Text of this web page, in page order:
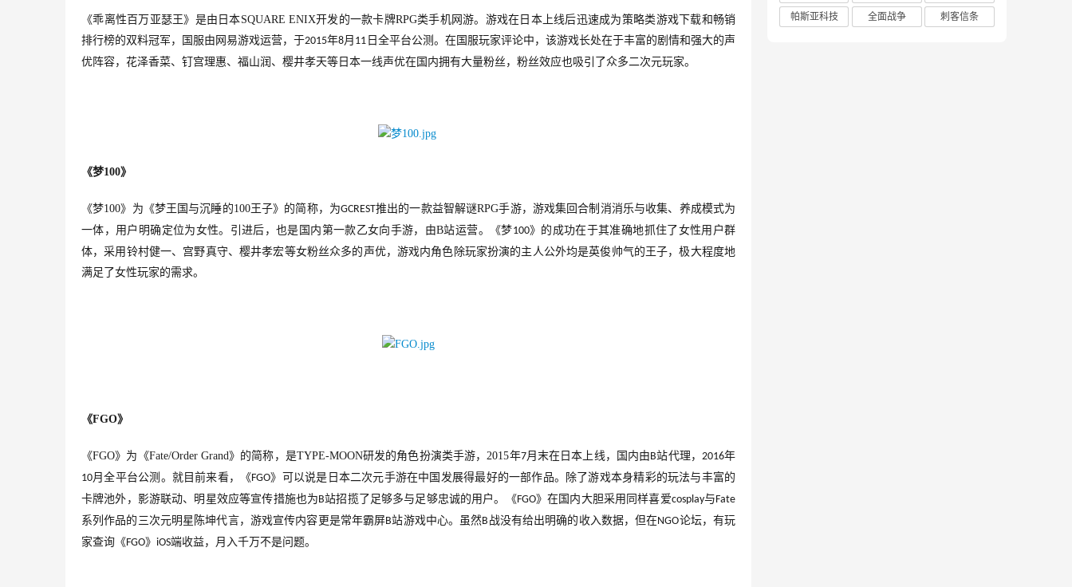
《乖离性百万亚瑟王》是由日本SQUARE ENIX开发的一款卡牌RPG类手机网游。 游戏在日本上线后迅速成为策略类游戏下载和畅销
排行榜的双料冠军，
国服由 网易游戏运营，于2015年8月 11 日全平台公测 。在国服玩家评论中，该游戏长处在于丰富的剧情和强大的声
优阵容，花泽香菜、钉宫理惠、福山润、樱井孝天等日本一线声优在国内拥有大量粉丝，粉丝效应也吸引了众多二次元玩家。
《梦100》
《梦100》为 《梦王国与沉睡的100王子》 的简称，为GCREST推出的一款益智解谜RPG手游，游戏集回合制消消乐与收集、养成模式为
一体，用户明确定位为女性。引进后，也是 国内第一款乙女向手游，由B站运营。《梦100》的成功在于其准确地抓住了女性用户群
体，采用铃村健一、宫野真守、樱井孝宏等女粉丝众多的声优，游戏内角色除玩家扮演的主人公外均是英俊帅气的王子，极大程度地
满足了女性玩家的需求。
《FGO》
《FGO》为 《Fate/Order Grand》 的简称，是TYPE-MOON研发的角色扮演类手游，2015年7月末在日本上线，国内由B站代理， 2016年
10月全平台公测。就目前来看，《FGO》可以说是日本二次元手游在中国发展得最好的一部作品。除了游戏本身精彩的玩法与丰富的
卡牌池外，影游联动、明星效应等宣传措施也为B站招揽了足够多与足够忠诚的用户。《FGO》在国内大胆采用同样喜爱cosplay与Fate
系列作品的三次元明星陈坤代言，游戏宣传内容更是常年霸屏B站游戏中心。虽然B 战没有给出明确的收入数据，但在NGO论坛，有玩
家查询《FGO》 iOS端收益，月入千万不是问题。
帕斯亚科技
全面战争 刺客信条